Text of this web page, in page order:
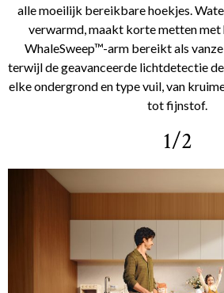
alle moeilijk bereikbare hoekjes.
verwarmd, maakt korte metten met
WhaleSweep™-arm bereikt als
terwijl de geavanceerde lichtdetectie
elke ondergrond en type vuil, van
tot fijnstof.
1/2